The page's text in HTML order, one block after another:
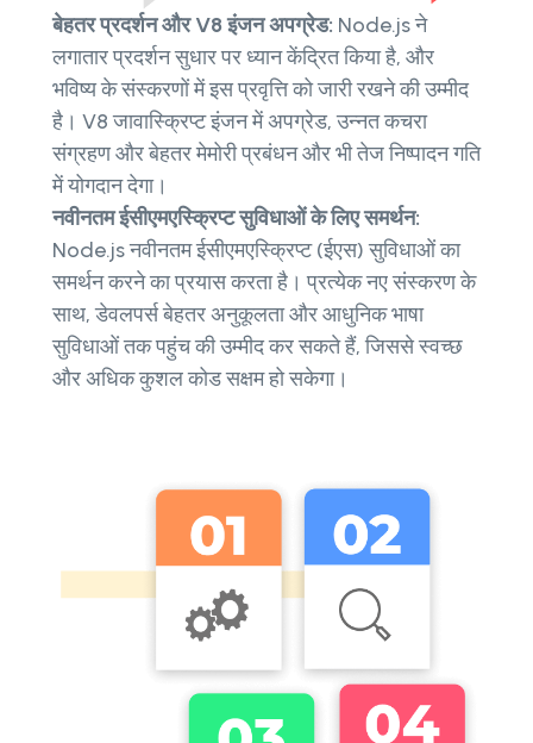
बेहतर प्रदर्शन और V8 इंजन अपग्रेड: Node.js ने
लगातार प्रदर्शन सुधार पर ध्यान केंद्रित किया है, और
भविष्य के संस्करणों में इस प्रवृत्ति को जारी रखने की उम्मीद
है। V8 जावास्क्रिप्ट इंजन में अपग्रेड, उन्नत कचरा
संग्रहण और बेहतर मेमोरी प्रबंधन और भी तेज निष्पादन गति
में योगदान देगा।
नवीनतम ईसीएमएस्क्रिप्ट सुविधाओं के लिए समर्थन:
Node.js नवीनतम ईसीएमएस्क्रिप्ट (ईएस) सुविधाओं का
समर्थन करने का प्रयास करता है। प्रत्येक नए संस्करण के
साथ, डेवलपर्स बेहतर अनुकूलता और आधुनिक भाषा
सुविधाओं तक पहुंच की उम्मीद कर सकते हैं, जिससे स्वच्छ
और अधिक कुशल कोड सक्षम हो सकेगा।